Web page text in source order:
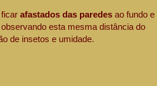
ficarafastados das paredes ao fundo e
esta mesma distância do
de insetos e umidade.